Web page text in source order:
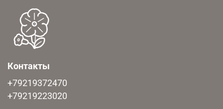
Контакты
+79219372470
+79219223020